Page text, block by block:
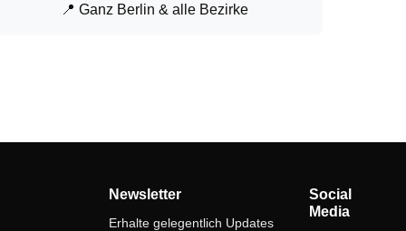
📍 Ganz Berlin & alle Bezirke
Newsletter
Erhalte gelegentlich Updates
Social
Media